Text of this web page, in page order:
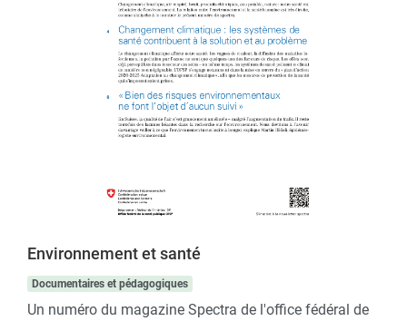
Environnement et santé
Documentaires et pédagogiques
Un numéro du magazine Spectra de l'office fédéral de